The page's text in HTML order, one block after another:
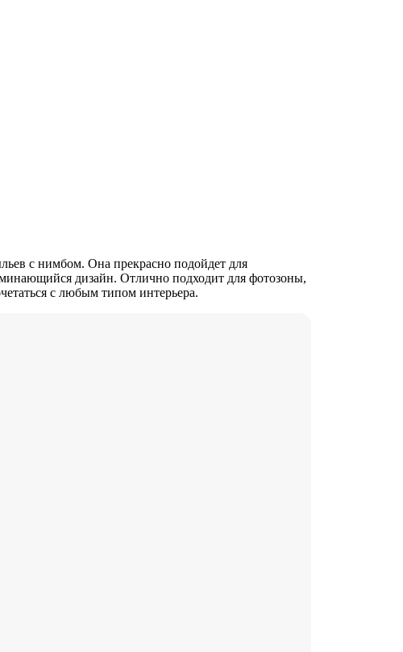
с нимбом. Она прекрасно подойдет для
дизайн. Отлично подходит для фотозоны,
с любым типом интерьера.